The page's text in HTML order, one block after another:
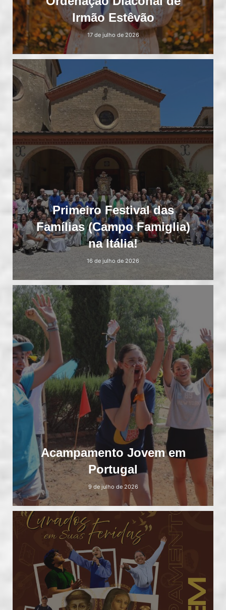
Irmão Estêvão
17 de julho de 2026
Primeiro Festival das
Famílias (Campo Famiglia)
na Itália!
16 de julho de 2026
Acampamento Jovem em
Portugal
9 de julho de 2026